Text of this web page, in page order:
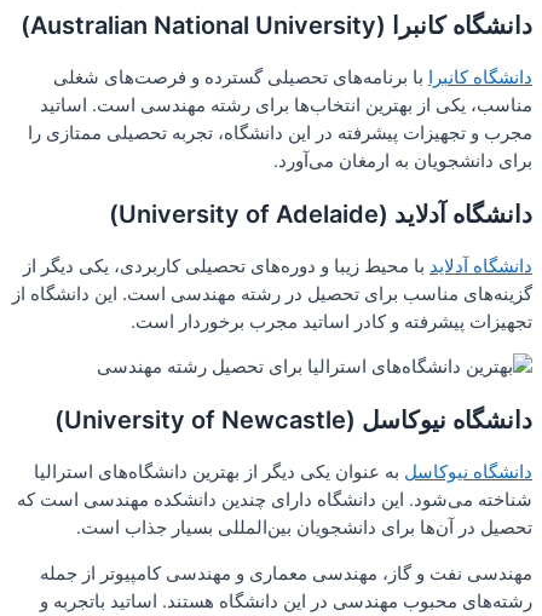
دانشگاه کانبرا (Australian National University)
دانشگاه کانبرا با برنامه‌های تحصیلی گسترده و فرصت‌های شغلی
مناسب، یکی از بهترین انتخاب‌ها برای رشته مهندسی است. اساتید
مجرب و تجهیزات پیشرفته در این دانشگاه، تجربه تحصیلی ممتازی را
برای دانشجویان به ارمغان می‌آورد.
دانشگاه آدلاید (University of Adelaide)
دانشگاه آدلاید با محیط زیبا و دوره‌های تحصیلی کاربردی، یکی دیگر از
گزینه‌های مناسب برای تحصیل در رشته مهندسی است. این دانشگاه از
تجهیزات پیشرفته و کادر اساتید مجرب برخوردار است.
دانشگاه نیوکاسل (University of Newcastle)
دانشگاه نیوکاسل به عنوان یکی دیگر از بهترین دانشگاه‌های استرالیا
شناخته می‌شود. این دانشگاه دارای چندین دانشکده مهندسی است که
تحصیل در آن‌ها برای دانشجویان بین‌المللی بسیار جذاب است.
مهندسی نفت و گاز، مهندسی معماری و مهندسی کامپیوتر از جمله
رشته‌های محبوب مهندسی در این دانشگاه هستند. اساتید باتجربه و